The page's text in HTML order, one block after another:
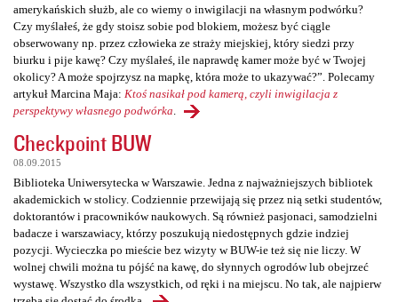
amerykańskich służb, ale co wiemy o inwigilacji na własnym podwórku?
Czy myślałeś, że gdy stoisz sobie pod blokiem, możesz być ciągle
obserwowany np. przez człowieka ze straży miejskiej, który siedzi przy
biurku i pije kawę? Czy myślałeś, ile naprawdę kamer może być w Twojej
okolicy? A może spojrzysz na mapkę, która może to ukazywać?”. Polecamy
artykuł Marcina Maja: Ktoś nasikał pod kamerą, czyli inwigilacja z
perspektywy własnego podwórka
Checkpoint BUW
08.09.2015
Biblioteka Uniwersytecka w Warszawie. Jedna z najważniejszych bibliotek
akademickich w stolicy. Codziennie przewijają się przez nią setki studentów,
doktorantów i pracowników naukowych. Są również pasjonaci, samodzielni
badacze i warszawiacy, którzy poszukują niedostępnych gdzie indziej
pozycji. Wycieczka po mieście bez wizyty w BUW-ie też się nie liczy. W
wolnej chwili można tu pójść na kawę, do słynnych ogrodów lub obejrzeć
wystawę. Wszystko dla wszystkich, od ręki i na miejscu. No tak, ale najpierw